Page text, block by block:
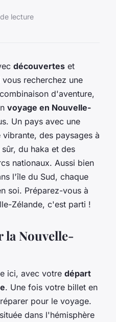
lecture
découvertes et
vous recherchez une
d'aventure,
voyage en Nouvelle-
Un pays avec une
des paysages à
du haka et des
nationaux. Aussi bien
l'île du Sud, chaque
soi. Préparez-vous à
Zélande, c'est parti !
la Nouvelle-
ici, avec votre départ
. Une fois votre billet en
pour le voyage.
dans l'hémisphère